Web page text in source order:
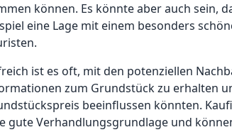
können. Es könnte aber auch sein,
eine Lage mit einem besonders
ist es oft, mit den potenziellen
zum Grundstück zu erhalten
beeinflussen könnten.
gute Verhandlungsgrundlage und